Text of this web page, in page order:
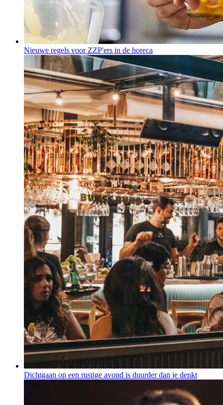
Nieuwe regels voor ZZP'ers in de horeca
Dichtgaan op een rustige avond is duurder dan je denkt